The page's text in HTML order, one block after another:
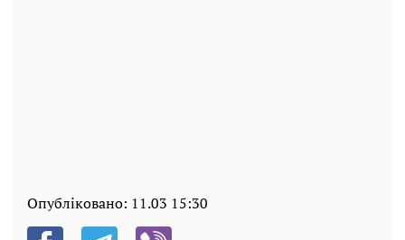
Опубліковано: 11.03 15:30